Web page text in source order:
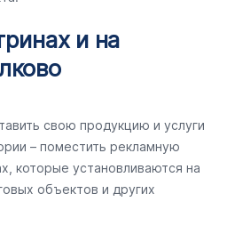
и на
свою продукцию и услуги
– поместить рекламную
которые установливаются на
объектов и других